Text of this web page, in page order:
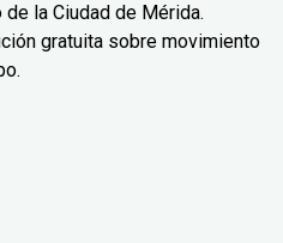
de la Ciudad de Mérida.
gratuita sobre movimiento